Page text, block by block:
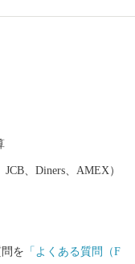
、Diners、AMEX）
を 「よくある質問（F